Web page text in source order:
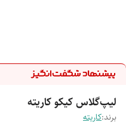
لیپ‌گلاس کیکو کاریته
برند:کاریته